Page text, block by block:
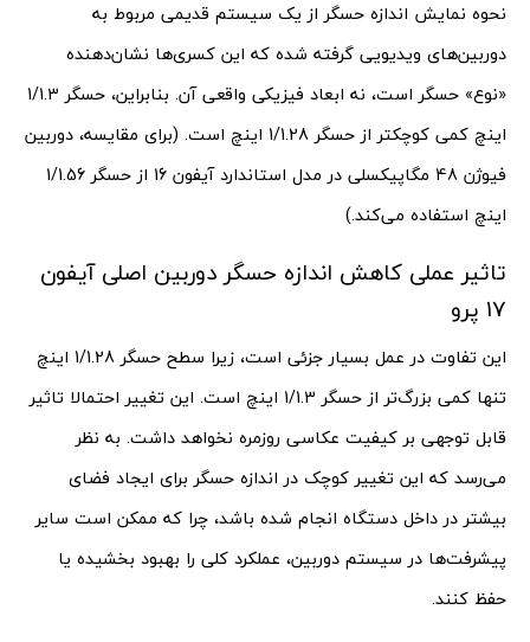
نحوه نمایش اندازه حسگر از یک سیستم قدیمی مربوط به
دوربین‌های ویدیویی گرفته شده که این کسری‌ها نشان‌دهنده
«نوع» حسگر است، نه ابعاد فیزیکی واقعی آن. بنابراین، حسگر 1/1.3
اینچ کمی کوچکتر از حسگر 1/1.28 اینچ است. (برای مقایسه، دوربین
فیوژن 48 مگاپیکسلی در مدل استاندارد آیفون 16 از حسگر 1/1.56
اینچ استفاده می‌کند.)
تاثیر عملی کاهش اندازه حسگر دوربین اصلی آیفون
17 پرو
این تفاوت در عمل بسیار جزئی است، زیرا سطح حسگر 1/1.28 اینچ
تنها کمی بزرگ‌تر از حسگر 1/1.3 اینچ است. این تغییر احتمالا تاثیر
قابل توجهی بر کیفیت عکاسی روزمره نخواهد داشت. به نظر
می‌رسد که این تغییر کوچک در اندازه حسگر برای ایجاد فضای
بیشتر در داخل دستگاه انجام شده باشد، چرا که ممکن است سایر
پیشرفت‌ها در سیستم دوربین، عملکرد کلی را بهبود بخشیده یا
حفظ کنند.